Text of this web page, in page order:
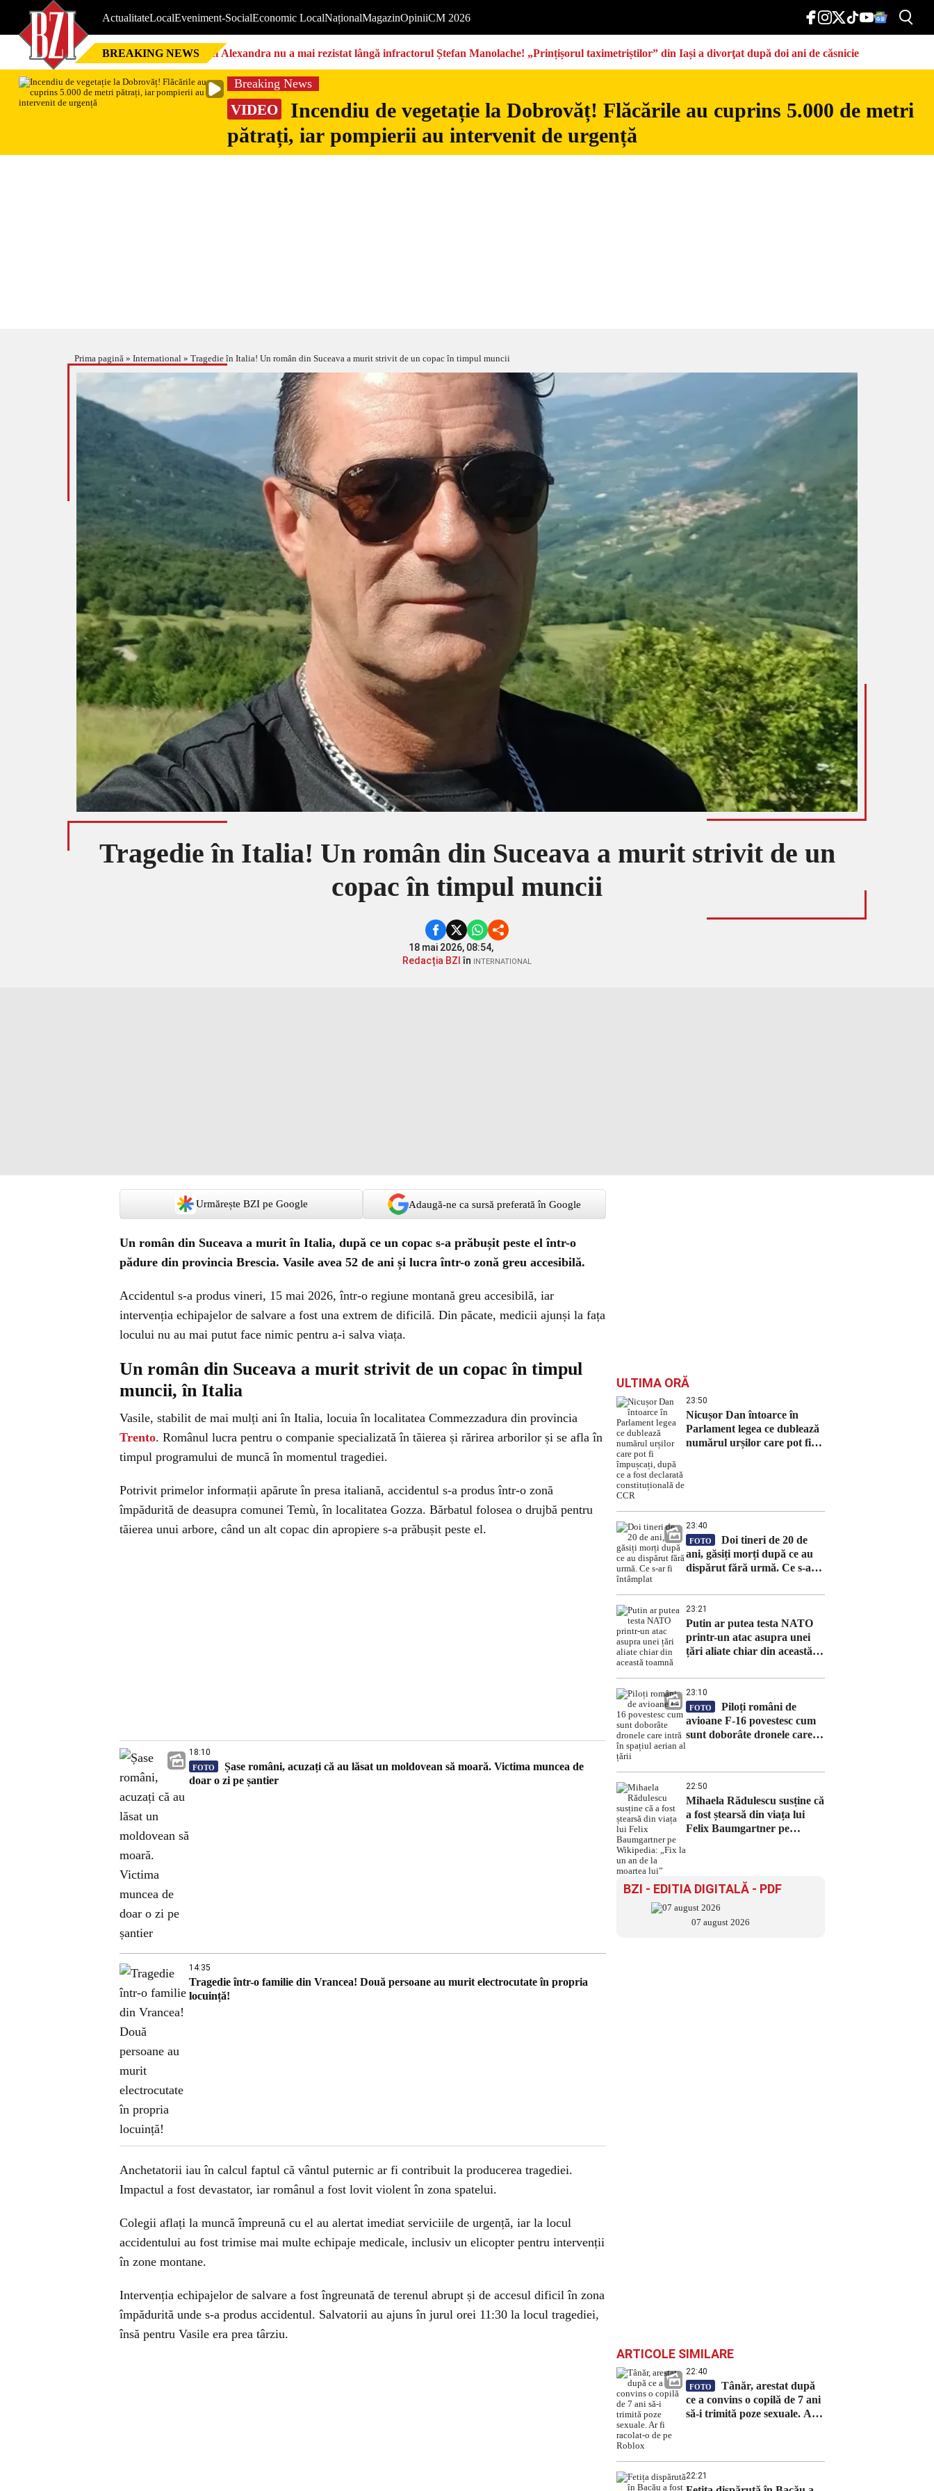
ActualitateLocalEveniment-SocialEconomic LocalNaționalMagazinOpiniiCM 2026
BREAKING NEWS Nici Alexandra nu a mai rezistat lângă infractorul Ștefan Manolache! „Prințișorul taximetriștilor” din Iași a divorţat după doi ani de căsnicie
Breaking News
VIDEO
Incendiu de vegetație la Dobrovăț! Flăcările au cuprins 5.000 de metri
pătrați, iar pompierii au intervenit de urgență
Prima pagină » International » Tragedie în Italia! Un român din Suceava a murit strivit de un copac în timpul muncii
Tragedie în Italia! Un român din Suceava a murit strivit de un
copac în timpul muncii
18 mai 2026, 08:54,
Redacția BZI în INTERNATIONAL
Urmărește BZI pe Google Adaugă-ne ca sursă preferată în Google
Un român din Suceava a murit în Italia, după ce un copac s-a prăbușit peste el într-o
pădure din provincia Brescia. Vasile avea 52 de ani și lucra într-o zonă greu accesibilă.
Accidentul s-a produs vineri, 15 mai 2026, într-o regiune montană greu accesibilă, iar
intervenția echipajelor de salvare a fost una extrem de dificilă. Din păcate, medicii ajunși la fața
locului nu au mai putut face nimic pentru a-i salva viața.
Un român din Suceava a murit strivit de un copac în timpul
muncii, în Italia
Vasile, stabilit de mai mulți ani în Italia, locuia în localitatea Commezzadura din provincia
Trento. Românul lucra pentru o companie specializată în tăierea și rărirea arborilor și se afla în
timpul programului de muncă în momentul tragediei.
Potrivit primelor informații apărute în presa italiană, accidentul s-a produs într-o zonă
împădurită de deasupra comunei Temù, în localitatea Gozza. Bărbatul folosea o drujbă pentru
tăierea unui arbore, când un alt copac din apropiere s-a prăbușit peste el.
18:10
FOTO
Șase români, acuzați că au lăsat un moldovean să moară. Victima muncea de
doar o zi pe șantier
14:35
Tragedie într-o familie din Vrancea! Două persoane au murit electrocutate în propria
locuință!
Anchetatorii iau în calcul faptul că vântul puternic ar fi contribuit la producerea tragediei.
Impactul a fost devastator, iar românul a fost lovit violent în zona spatelui.
Colegii aflați la muncă împreună cu el au alertat imediat serviciile de urgență, iar la locul
accidentului au fost trimise mai multe echipaje medicale, inclusiv un elicopter pentru intervenții
în zone montane.
Intervenția echipajelor de salvare a fost îngreunată de terenul abrupt și de accesul dificil în zona
împădurită unde s-a produs accidentul. Salvatorii au ajuns în jurul orei 11:30 la locul tragediei,
însă pentru Vasile era prea târziu.
ULTIMA ORĂ
23:50
Nicușor Dan întoarce în
Parlament legea ce dublează
numărul urșilor care pot fi
23:40
FOTO
Doi tineri de 20 de
ani, găsiți morți după ce au
dispărut fără urmă. Ce s-ar fi
23:21
Putin ar putea testa NATO
printr-un atac asupra unei
țări aliate chiar din această
23:10
FOTO
Piloți români de
avioane F-16 povestesc cum
sunt doborâte dronele care
22:50
Mihaela Rădulescu susține că
a fost ștearsă din viața lui
Felix Baumgartner pe
BZI - EDITIA DIGITALĂ - PDF
07 august 2026
ARTICOLE SIMILARE
22:40
FOTO
Tânăr, arestat după
ce a convins o copilă de 7 ani
să-i trimită poze sexuale. Ar
22:21